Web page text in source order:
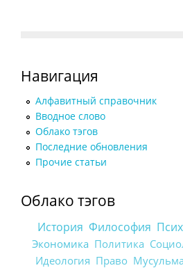
Навигация
Алфавитный справочник
Вводное слово
Облако тэгов
Последние обновления
Прочие статьи
Облако тэгов
История Философия
Экономика Политика
Идеология Право